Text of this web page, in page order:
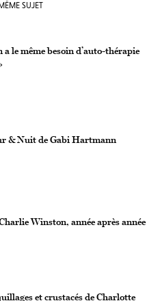
SUJET
a le même besoin d’auto-thérapie
& Nuit de Gabi Hartmann
Winston, année après année
et crustacés de Charlotte